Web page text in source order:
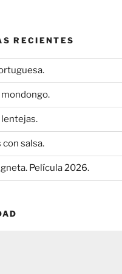
RECIENTES
mondongo.
lentejas.
salsa.
Película 2026.